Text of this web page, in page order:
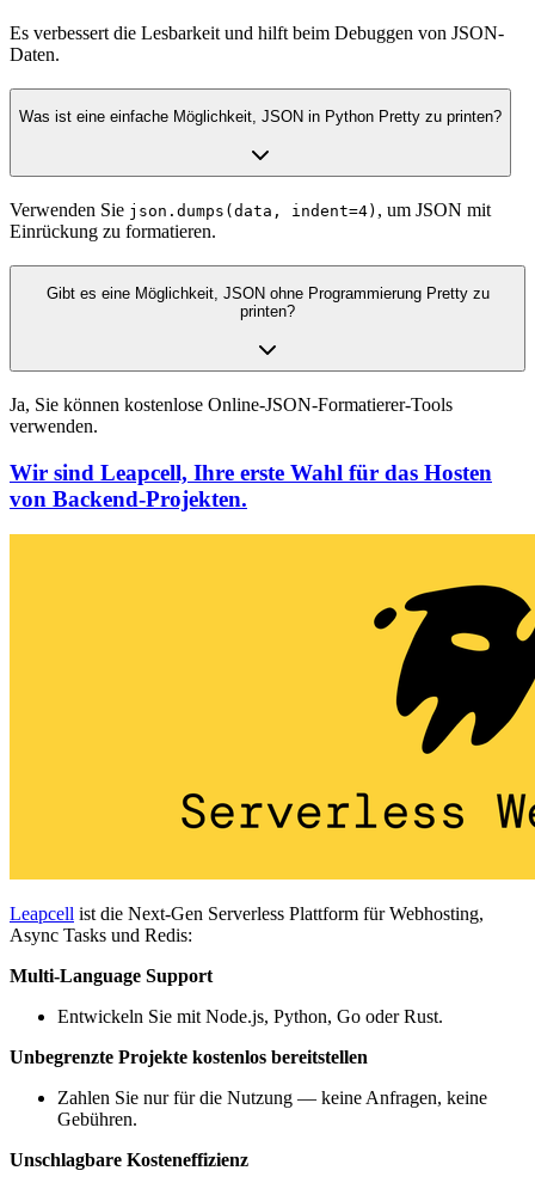
Es verbessert die Lesbarkeit und hilft beim Debuggen von JSON-
Daten.
Was ist eine einfache Möglichkeit, JSON in Python Pretty zu printen?
Verwenden Sie json.dumps(data, indent=4) , um JSON mit
Einrückung zu formatieren.
Gibt es eine Möglichkeit, JSON ohne Programmierung Pretty zu
printen?
Ja, Sie können kostenlose Online-JSON-Formatierer-Tools
verwenden.
Wir sind Leapcell, Ihre erste Wahl für das Hosten
von Backend-Projekten.
Leapcell ist die Next-Gen Serverless Plattform für Webhosting,
Async Tasks und Redis:
Multi-Language Support
Entwickeln Sie mit Node.js, Python, Go oder Rust.
Unbegrenzte Projekte kostenlos bereitstellen
Zahlen Sie nur für die Nutzung — keine Anfragen, keine
Gebühren.
Unschlagbare Kosteneffizienz